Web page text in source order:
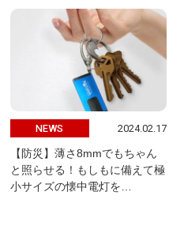
NEWS 2024.02.17
【防災】薄さ8mmでもちゃん
と照らせる！もしもに備えて極
小サイズの懐中電灯を…